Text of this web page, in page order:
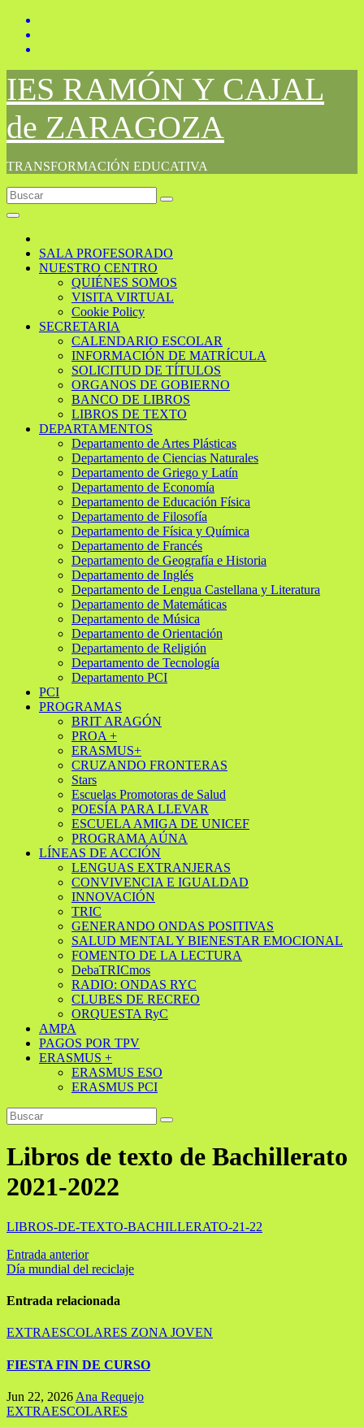
Saltar
contenido
IES RAMÓN Y CAJAL
de ZARAGOZA
TRANSFORMACIÓN EDUCATIVA
SALA PROFESORADO
NUESTRO CENTRO
QUIÉNES SOMOS
VISITA VIRTUAL
Cookie Policy
SECRETARIA
CALENDARIO ESCOLAR
INFORMACIÓN DE MATRÍCULA
SOLICITUD DE TÍTULOS
ORGANOS DE GOBIERNO
BANCO DE LIBROS
LIBROS DE TEXTO
DEPARTAMENTOS
Departamento de Artes Plásticas
Departamento de Ciencias Naturales
Departamento de Griego y Latín
Departamento de Economía
Departamento de Educación Física
Departamento de Filosofía
Departamento de Física y Química
Departamento de Francés
Departamento de Geografía e Historia
Departamento de Inglés
Departamento de Lengua Castellana y Literatura
Departamento de Matemáticas
Departamento de Música
Departamento de Orientación
Departamento de Religión
Departamento de Tecnología
Departamento PCI
PCI
PROGRAMAS
BRIT ARAGÓN
PROA +
ERASMUS+
CRUZANDO FRONTERAS
Stars
Escuelas Promotoras de Salud
POESÍA PARA LLEVAR
ESCUELA AMIGA DE UNICEF
PROGRAMA AÚNA
LÍNEAS DE ACCIÓN
LENGUAS EXTRANJERAS
CONVIVENCIA E IGUALDAD
INNOVACIÓN
TRIC
GENERANDO ONDAS POSITIVAS
SALUD MENTAL Y BIENESTAR EMOCIONAL
FOMENTO DE LA LECTURA
DebaTRICmos
RADIO: ONDAS RYC
CLUBES DE RECREO
ORQUESTA RyC
AMPA
PAGOS POR TPV
ERASMUS +
ERASMUS ESO
ERASMUS PCI
Libros de texto de Bachillerato
2021-2022
LIBROS-DE-TEXTO-BACHILLERATO-21-22
Navegación
de
entradas
Entrada anterior
Día mundial del reciclaje
Entrada relacionada
EXTRAESCOLARES ZONA JOVEN
FIESTA FIN DE CURSO
Jun 22, 2026 Ana Requejo
EXTRAESCOLARES